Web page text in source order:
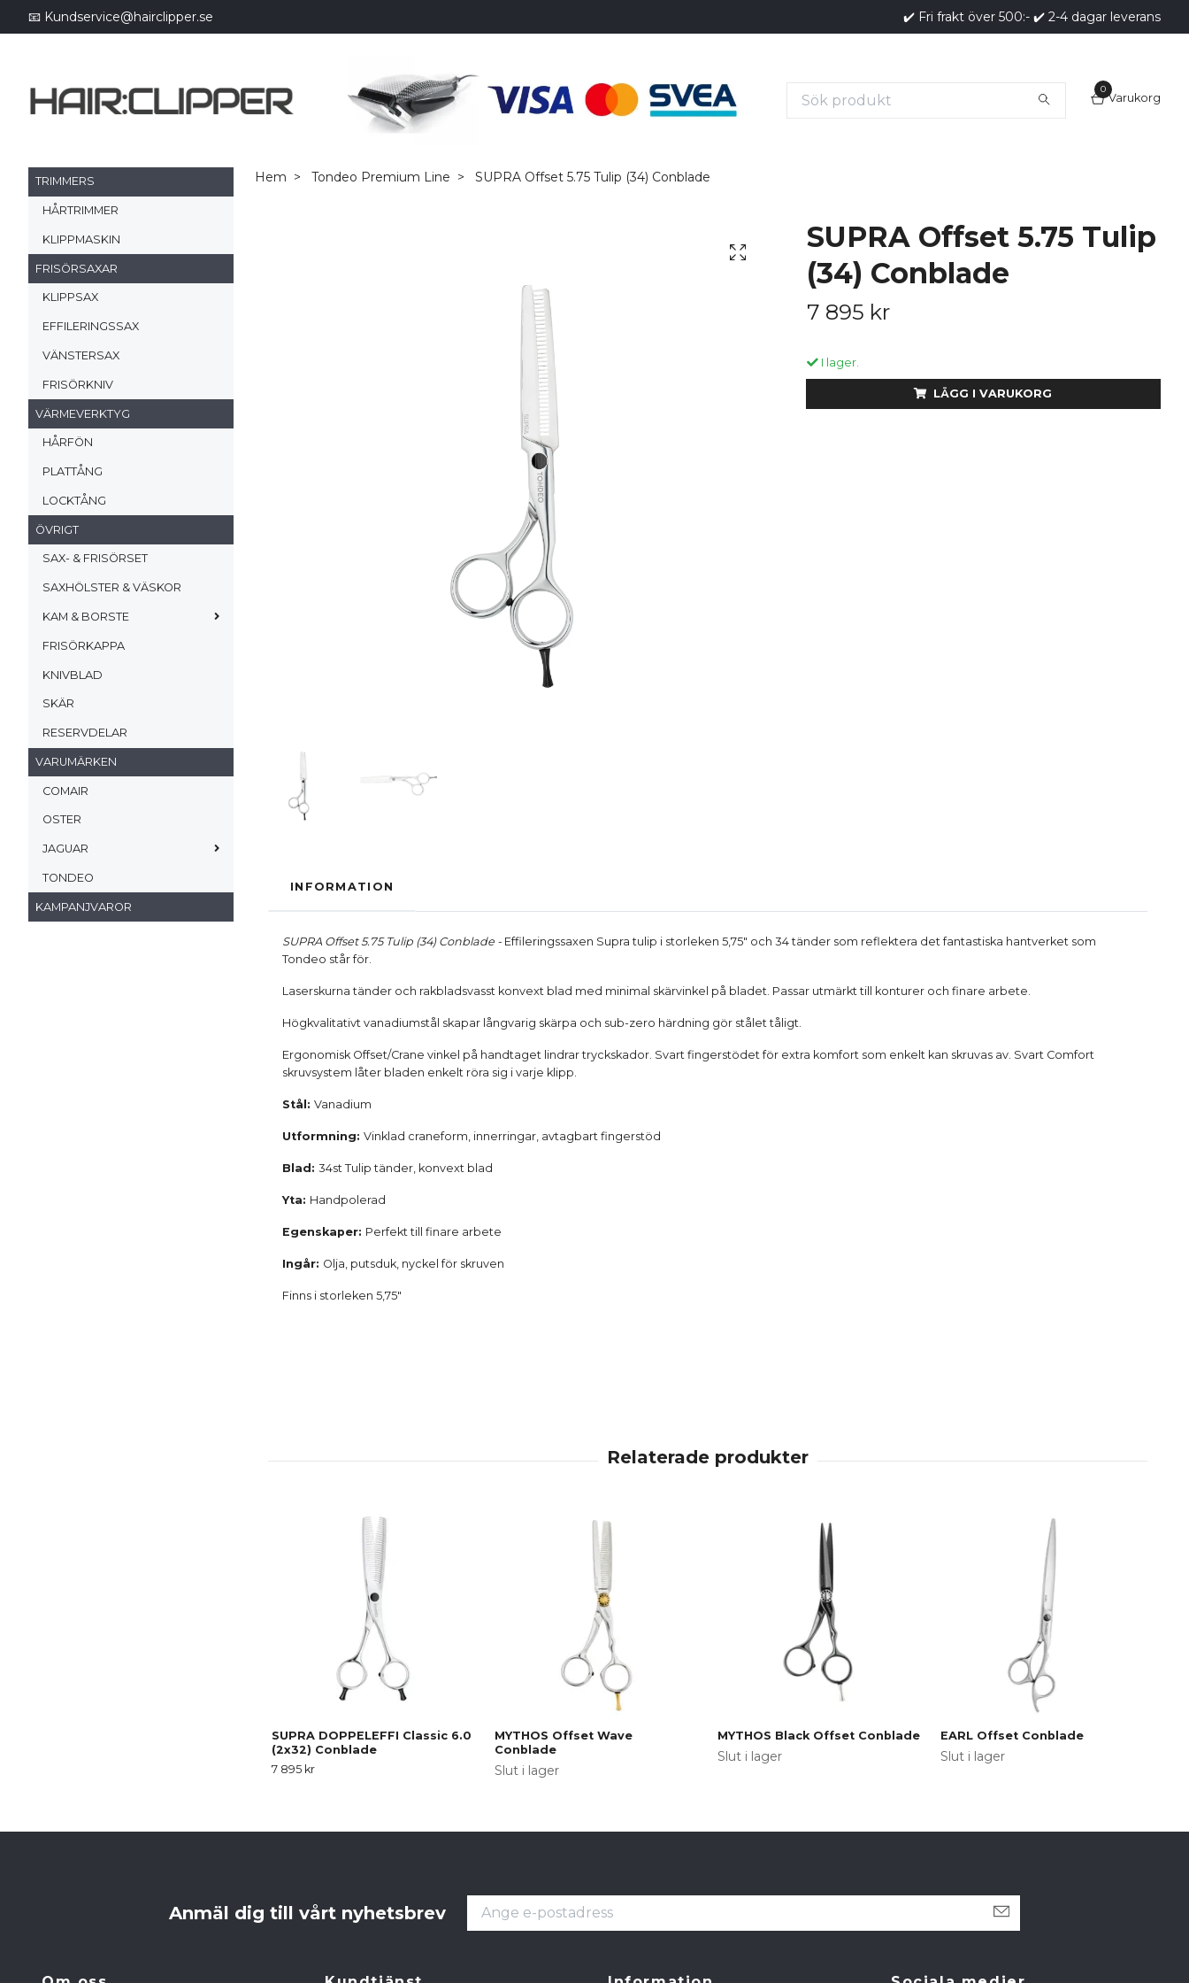
📧 Kundservice@hairclipper.se ✔️ Fri frakt över 500:- ✔️ 2-4 dagar leverans
0
Varukorg
TRIMMERS
HÅRTRIMMER
KLIPPMASKIN
FRISÖRSAXAR
KLIPPSAX
EFFILERINGSSAX
VÄNSTERSAX
FRISÖRKNIV
VÄRMEVERKTYG
HÅRFÖN
PLATTÅNG
LOCKTÅNG
ÖVRIGT
SAX- & FRISÖRSET
SAXHÖLSTER & VÄSKOR
KAM & BORSTE
FRISÖRKAPPA
KNIVBLAD
SKÄR
RESERVDELAR
VARUMÄRKEN
COMAIR
OSTER
JAGUAR
TONDEO
KAMPANJVAROR
Hem Tondeo Premium Line SUPRA Offset 5.75 Tulip (34) Conblade
SUPRA Offset 5.75 Tulip
(34) Conblade
7 895 kr
I lager.
LÄGG I VARUKORG
INFORMATION
SUPRA Offset 5.75 Tulip (34) Conblade - Effileringssaxen Supra tulip i storleken 5,75" och 34 tänder som reflektera det fantastiska hantverket som
Tondeo står för.
Laserskurna tänder och rakbladsvasst konvext blad med minimal skärvinkel på bladet. Passar utmärkt till konturer och finare arbete.
Högkvalitativt vanadiumstål skapar långvarig skärpa och sub-zero härdning gör stålet tåligt.
Ergonomisk Offset/Crane vinkel på handtaget lindrar tryckskador. Svart fingerstödet för extra komfort som enkelt kan skruvas av. Svart Comfort
skruvsystem låter bladen enkelt röra sig i varje klipp.
Stål: Vanadium
Utformning: Vinklad craneform, innerringar, avtagbart fingerstöd
Blad: 34st Tulip tänder, konvext blad
Yta: Handpolerad
Egenskaper: Perfekt till finare arbete
Ingår: Olja, putsduk, nyckel för skruven
Finns i storleken 5,75"
SUPRA DOPPELEFFI Classic 6.0
(2x32) Conblade
7 895 kr
MYTHOS Offset Wave
Conblade
Slut i lager
MYTHOS Black Offset Conblade
Slut i lager
EARL Offset Conblade
Slut i lager
Anmäl dig till vårt nyhetsbrev